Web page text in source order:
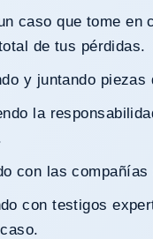
de tus pérdidas.
y juntando piezas
con las